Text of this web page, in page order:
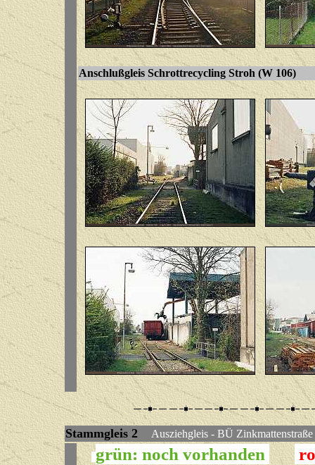
Anschlußgleis Schrottrecycling Stroh
Stammgleis 2 Ausziehgleis - BÜ
grün: noch vorhanden